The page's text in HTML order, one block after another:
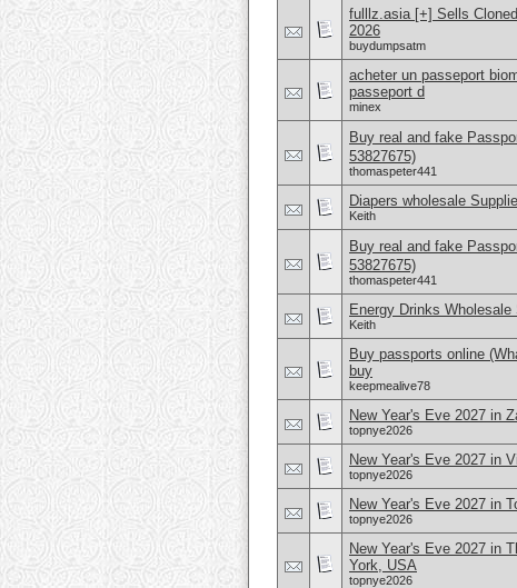
fulllz.asia [+] Sells
2026
buydumpsatm
acheter un passeport
passeport d
minex
Buy real and fake
53827675)
thomaspeter441
Diapers wholesale
Keith
Buy real and fake
53827675)
thomaspeter441
Energy Drinks Wholesale
Keith
Buy passports online
buy
keepmealive78
New Year's Eve 2027 in
topnye2026
New Year's Eve 2027 in
topnye2026
New Year's Eve 2027 in
topnye2026
New Year's Eve 2027 in
York, USA
topnye2026